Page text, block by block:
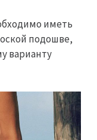
иметь
подошве,
варианту